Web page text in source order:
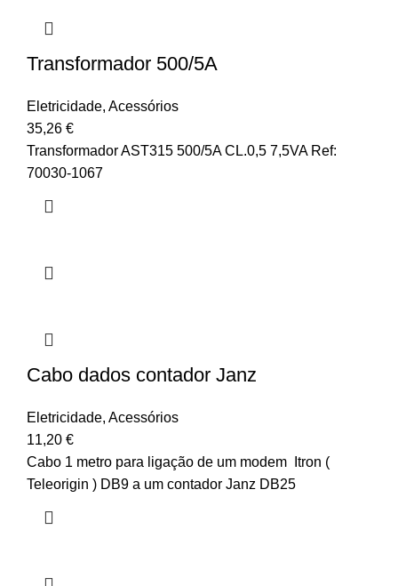
Transformador 500/5A
Eletricidade, Acessórios
35,26 €
Transformador AST315 500/5A CL.0,5 7,5VA Ref:
70030-1067
Cabo dados contador Janz
Eletricidade, Acessórios
11,20 €
Cabo 1 metro para ligação de um modem Itron (
Teleorigin ) DB9 a um contador Janz DB25